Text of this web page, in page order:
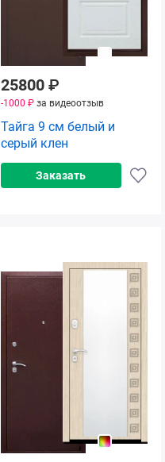
25800 ₽
-1000 ₽ за видеоотзыв
Тайга 9 см белый и
серый клен
Заказать